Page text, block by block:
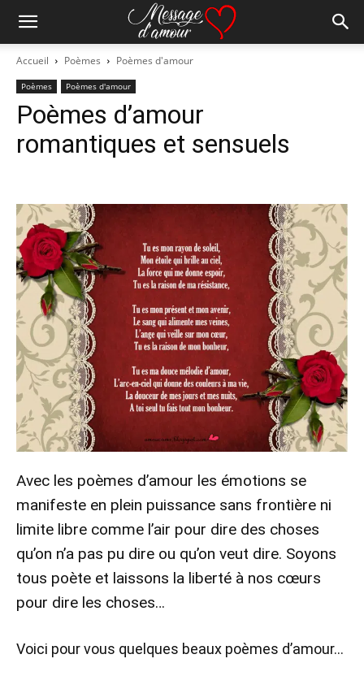
Accueil Poèmes Poèmes d'amour
Poèmes Poèmes d'amour
Poèmes d’amour
romantiques et sensuels
Avec les poèmes d’amour les émotions se
manifeste en plein puissance sans frontière ni
limite libre comme l’air pour dire des choses
qu’on n’a pas pu dire ou qu’on veut dire. Soyons
tous poète et laissons la liberté à nos cœurs
pour dire les choses…
Voici pour vous quelques beaux poèmes d’amour…